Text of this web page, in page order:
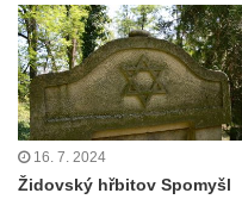
16. 7. 2024
Židovský hřbitov Spomyšl